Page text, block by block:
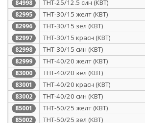
84998 ТНТ-25/12.5 син (КВТ)
82995 ТНТ-30/15 желт (КВТ)
82996 ТНТ-30/15 зел (КВТ)
82997 ТНТ-30/15 красн (КВТ)
82998 ТНТ-30/15 син (КВТ)
82999 ТНТ-40/20 желт (КВТ)
83000 ТНТ-40/20 зел (КВТ)
83001 ТНТ-40/20 красн (КВТ)
83002 ТНТ-40/20 син (КВТ)
85001 ТНТ-50/25 желт (КВТ)
85002 ТНТ-50/25 зел (КВТ)